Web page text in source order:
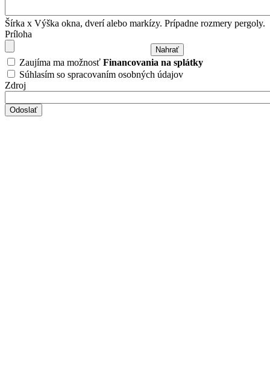
Šírka x Výška okna, dverí alebo markízy. Prípadne rozmery pergoly.
Príloha
Zaujíma ma možnosť Financovania na splátky
Súhlasím so spracovaním osobných údajov
Zdroj